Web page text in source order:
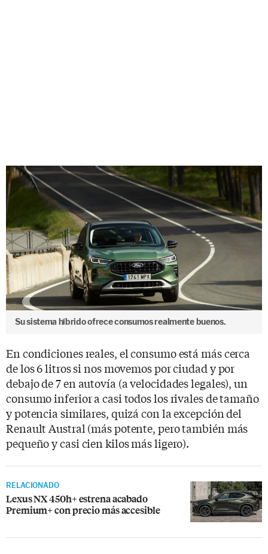
Su sistema híbrido ofrece consumos realmente buenos.
En condiciones reales, el consumo está más cerca
de los 6 litros si nos movemos por ciudad y por
debajo de 7 en autovía (a velocidades legales), un
consumo inferior a casi todos los rivales de tamaño
y potencia similares, quizá con la excepción del
Renault Austral (más potente, pero también más
pequeño y casi cien kilos más ligero).
RELACIONADO
Lexus NX 450h+ estrena acabado
Premium+ con precio más accesible